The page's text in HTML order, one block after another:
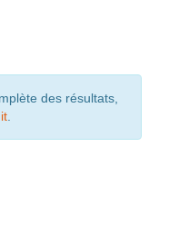
des résultats,